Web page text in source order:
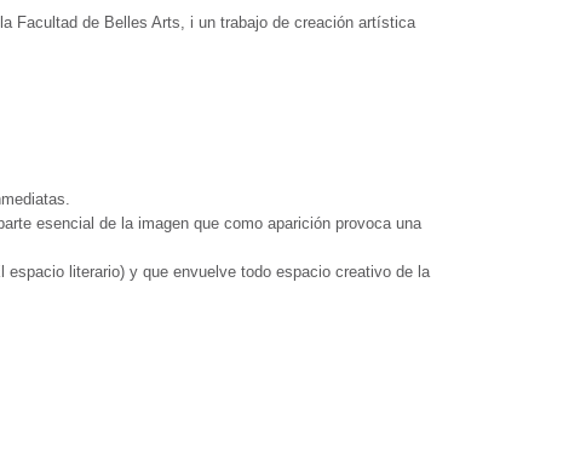
Facultad de Belles Arts, i un trabajo de creación artística
esencial de la imagen que como aparición provoca una
literario) y que envuelve todo espacio creativo de la